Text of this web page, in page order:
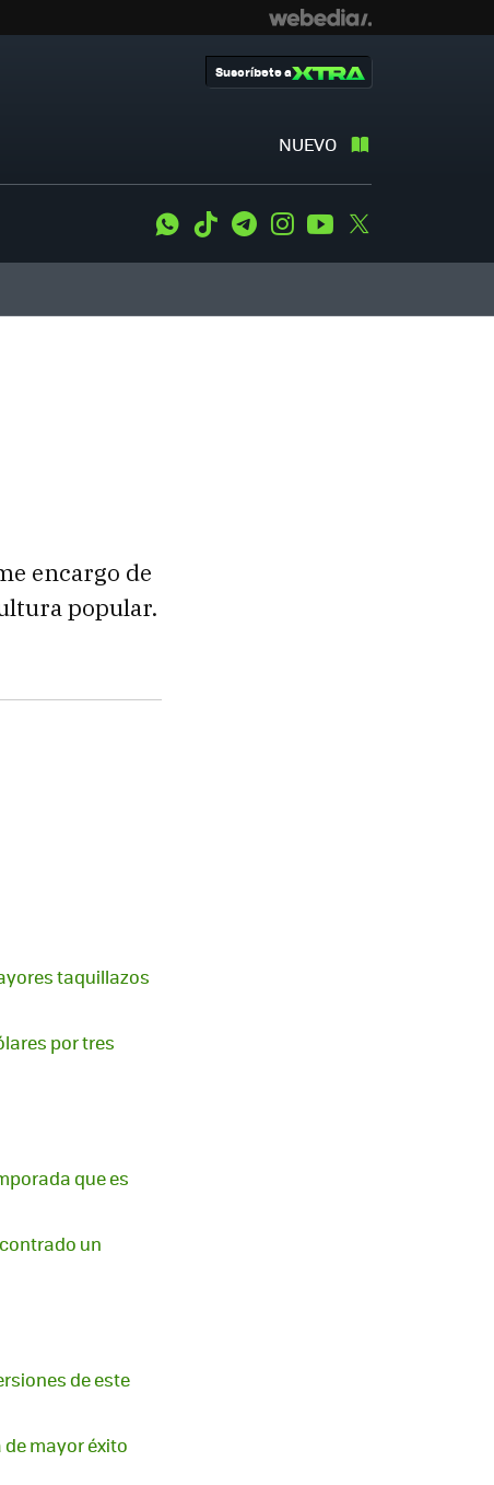
NUEVO
Suscríbete a
WhatsApp
Tiktok TelegramInstagramYoutube
encargo de
popular.
taquillazos
por tres
que es
un
de este
de mayor éxito